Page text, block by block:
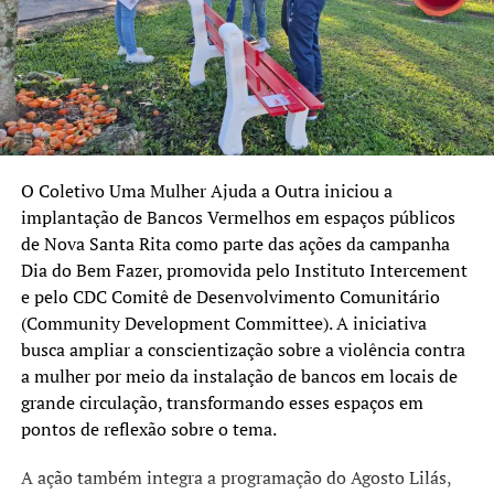
extra virgem.
A Fazenda Tarumã da Boa Vista (Estrada Rincão do
Progresso, s/n 3º Distrito – Canguçu) tem extensão de
4.100 hectares. Além da área do olival, 3.000 hectares são
ocupados por pinus e uma área de reserva legal.
Concurso L’Orciolo d’Oro
Criado em 1991, L’Orciolo d’Oro é a competição mais
antiga de Azeites de Oliva Extra
Virgem de qualidade. O azeite da variedade
Arbequina/Arbosana, produzido na Fazenda Turumã da
Boa vista em Canguçu, foi contemplado pela escolha do
chef Stefano Ciotti.
TÓPICOS RELACIONADOS:
A SEGUIR UP
O Coletivo Uma Mulher Ajuda a Outra iniciou a
implantação de Bancos Vermelhos em espaços públicos
de Nova Santa Rita como parte das ações da campanha
Dia do Bem Fazer, promovida pelo Instituto Intercement
e pelo CDC Comitê de Desenvolvimento Comunitário
(Community Development Committee). A iniciativa
busca ampliar a conscientização sobre a violência contra
a mulher por meio da instalação de bancos em locais de
grande circulação, transformando esses espaços em
pontos de reflexão sobre o tema.
A ação também integra a programação do Agosto Lilás,